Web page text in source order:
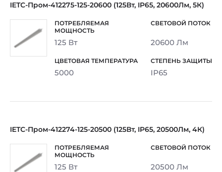
IETC-Пром-412275-125-20600 (125Вт, IP65, 20600Лм, 5К)
125 Вт 20600 Лм
5000 IP65
IETC-Пром-412274-125-20500 (125Вт, IP65, 20500Лм, 4К)
125 Вт 20500 Лм